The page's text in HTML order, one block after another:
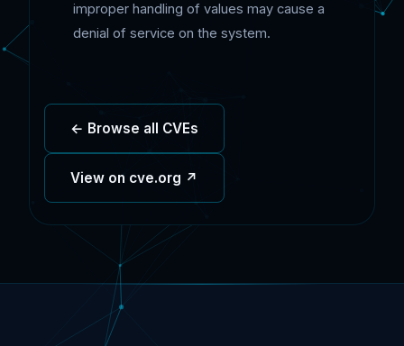
improper handling of values may cause a
denial of service on the system.
← Browse all CVEs
View on cve.org ↗